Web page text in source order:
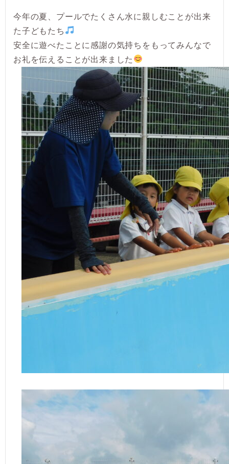
今年の夏、プールでたくさん水に親しむことが出来
た子どもたち
安全に遊べたことに感謝の気持ちをもってみんなで
お礼を伝えることが出来ました